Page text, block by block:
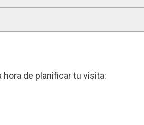
hora de planificar tu visita: